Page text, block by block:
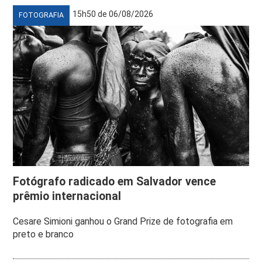
FOTOGRAFIA 15h50 de 06/08/2026
Fotógrafo radicado em Salvador vence
prêmio internacional
Cesare Simioni ganhou o Grand Prize de fotografia em
preto e branco